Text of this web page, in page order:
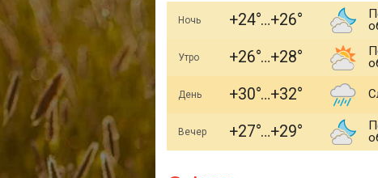
Ночь +24 +26
Утро +26 +28
День +30 +32
Вечер +27 +29